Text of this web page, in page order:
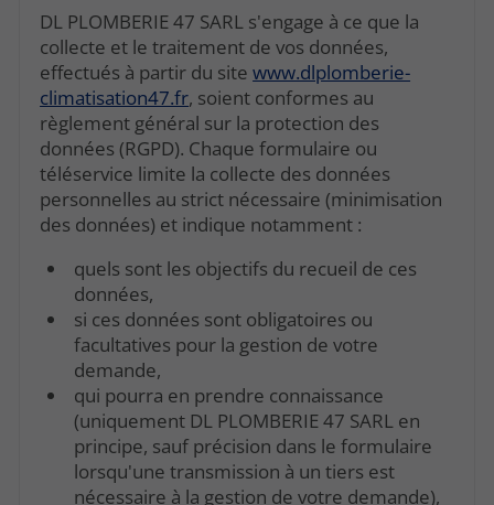
DL PLOMBERIE 47 SARL s'engage à ce que la
collecte et le traitement de vos données,
effectués à partir du sitewww.dlplomberie-
climatisation47.fr, soient conformes au
règlement général sur la protection des
données (RGPD). Chaque formulaire ou
téléservice limite la collecte des données
personnelles au strict nécessaire (minimisation
des données) et indique notamment :
quels sont les objectifs du recueil de ces
données,
si ces données sont obligatoires ou
facultatives pour la gestion de votre
demande,
qui pourra en prendre connaissance
(uniquement DL PLOMBERIE 47 SARL en
principe, sauf précision dans le formulaire
lorsqu'une transmission à un tiers est
nécessaire à la gestion de votre demande),